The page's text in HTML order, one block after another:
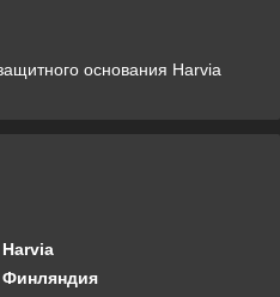
основания Harvia
Harvia
Финляндия